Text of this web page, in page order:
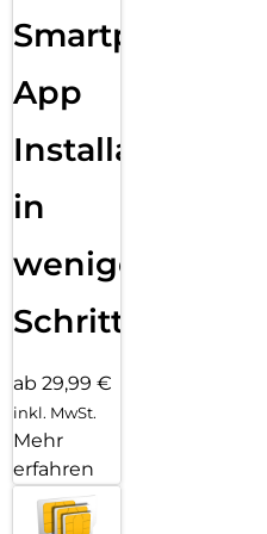
Smartphone
App
Installation
in
wenigen
Schritten
ab 29,99 €
inkl. MwSt.
Mehr
erfahren